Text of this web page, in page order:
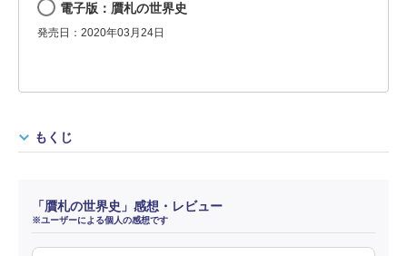
電子版：贋札の世界史
発売日：2020年03月24日
もくじ
「贋札の世界史」感想・レビュー
※ユーザーによる個人の感想です